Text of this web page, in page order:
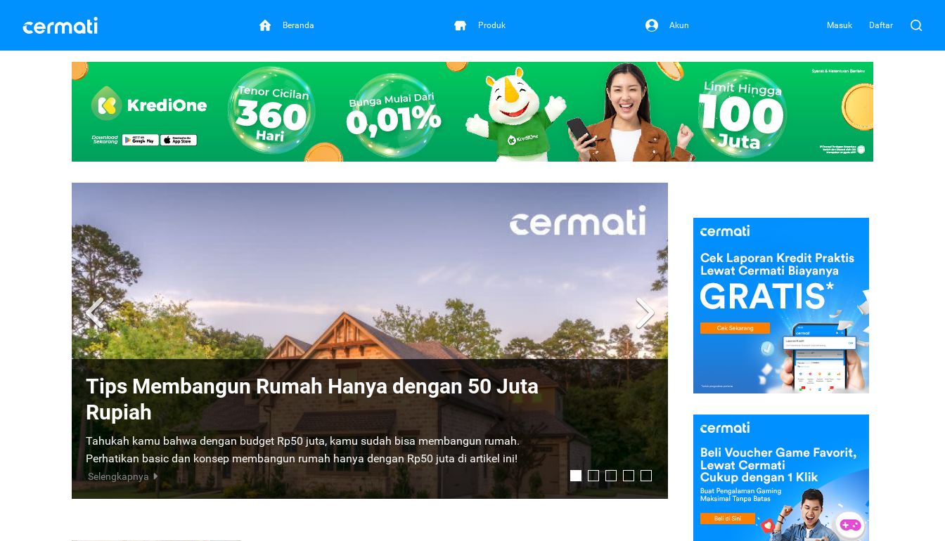
Beranda Produk Akun Masuk Daftar
Lebih Baik Beli Rumah atau Bangun Rumah?
Temukan Jawabannya Disini!
Jika sampai saat ini kamu masih bingung antara membeli rumah jadi atau membangun
rumah dari nol, sebaiknya simak ulasan berikut ini terlebih dahulu.
Previous Next